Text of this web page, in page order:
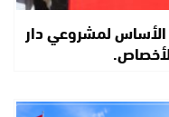
لمشروعي دار